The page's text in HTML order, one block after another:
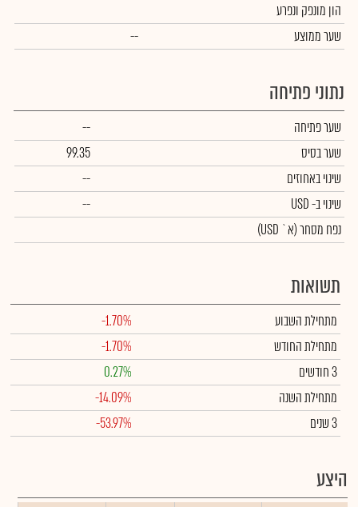
הון מונפק ונפרע
שער ממוצע
--
נתוני פתיחה
שער פתיחה
--
שער בסיס
99.35
שינוי באחוזים
--
שינויב- USD
--
נפח מסחר(א` USD)
תשואות
מתחילת השבוע
-1.70%
מתחילת החודש
-1.70%
3 חודשים
0.27%
מתחילת השנה
-14.09%
3 שנים
-53.97%
היצע